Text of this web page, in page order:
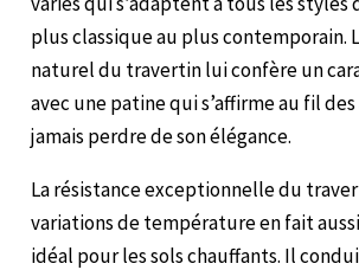
plus classique au plus contemporain.
naturel du travertin lui confère un
avec une patine qui s’affirme au fil des
jamais perdre de son élégance.
La résistance exceptionnelle du
variations de température en fait
idéal pour les sols chauffants. Il